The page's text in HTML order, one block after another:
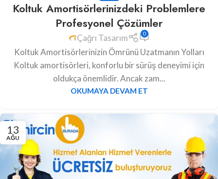
Koltuk Amortisörlerinizdeki Problemlere
Profesyonel Çözümler
Çağrı Tasarım 0
Koltuk Amortisörlerinizin Ömrünü Uzatmanın Yolları
Koltuk amortisörleri, konforlu bir sürüş deneyimi için
oldukça önemlidir. Ancak zam...
OKUMAYA DEVAM ET
13
AĞU